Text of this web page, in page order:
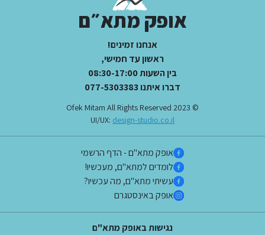
אופק מתא״ם
אנחנו זמינים!
ראשון עד חמישי,
בין השעות 08:30-17:00
דברו איתנו 077-5303383
© 2023 Ofek Mitam All Rights Reserved
UI/UX: design-studio.co.il
אופק מתא"ם - הדף הרשמי
לומדים למתא"ם, מעכשיו!
עשיתי מתא"ם, מה עכשיו?
אופק באינסטגרם
נגישות באופק מתא"ם